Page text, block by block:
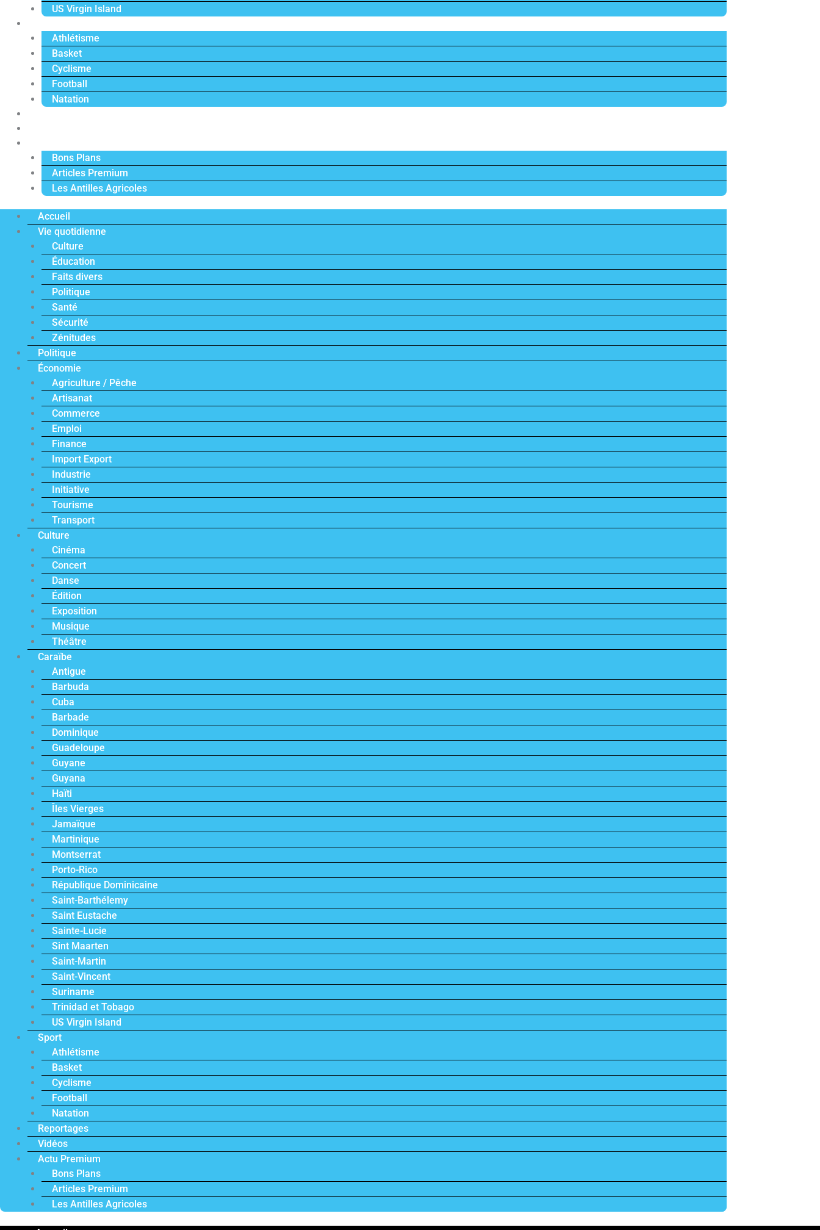
US Virgin Island
Athlétisme
Basket
Cyclisme
Football
Natation
Bons Plans
Articles Premium
Les Antilles Agricoles
Accueil
Vie quotidienne
Culture
Éducation
Faits divers
Politique
Santé
Sécurité
Zénitudes
Politique
Économie
Agriculture / Pêche
Artisanat
Commerce
Emploi
Finance
Import Export
Industrie
Initiative
Tourisme
Transport
Culture
Cinéma
Concert
Danse
Édition
Exposition
Musique
Théâtre
Caraïbe
Antigue
Barbuda
Cuba
Barbade
Dominique
Guadeloupe
Guyane
Guyana
Haïti
Îles Vierges
Jamaïque
Martinique
Montserrat
Porto-Rico
République Dominicaine
Saint-Barthélemy
Saint Eustache
Sainte-Lucie
Sint Maarten
Saint-Martin
Saint-Vincent
Suriname
Trinidad et Tobago
US Virgin Island
Sport
Athlétisme
Basket
Cyclisme
Football
Natation
Reportages
Vidéos
Actu Premium
Bons Plans
Articles Premium
Les Antilles Agricoles